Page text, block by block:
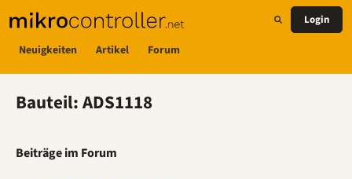
Neuigkeiten Artikel Forum
Login
Bauteil: ADS1118
Beiträge im Forum